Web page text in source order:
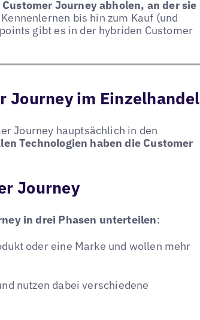
Journey abholen, an der sie
bis hin zum Kauf (und
gibt es in der hybriden Customer
Journey im Einzelhandel
Journey hauptsächlich in den
Technologien haben die Customer
Journey
in drei Phasen unterteilen:
oder eine Marke und wollen mehr
nutzen dabei verschiedene